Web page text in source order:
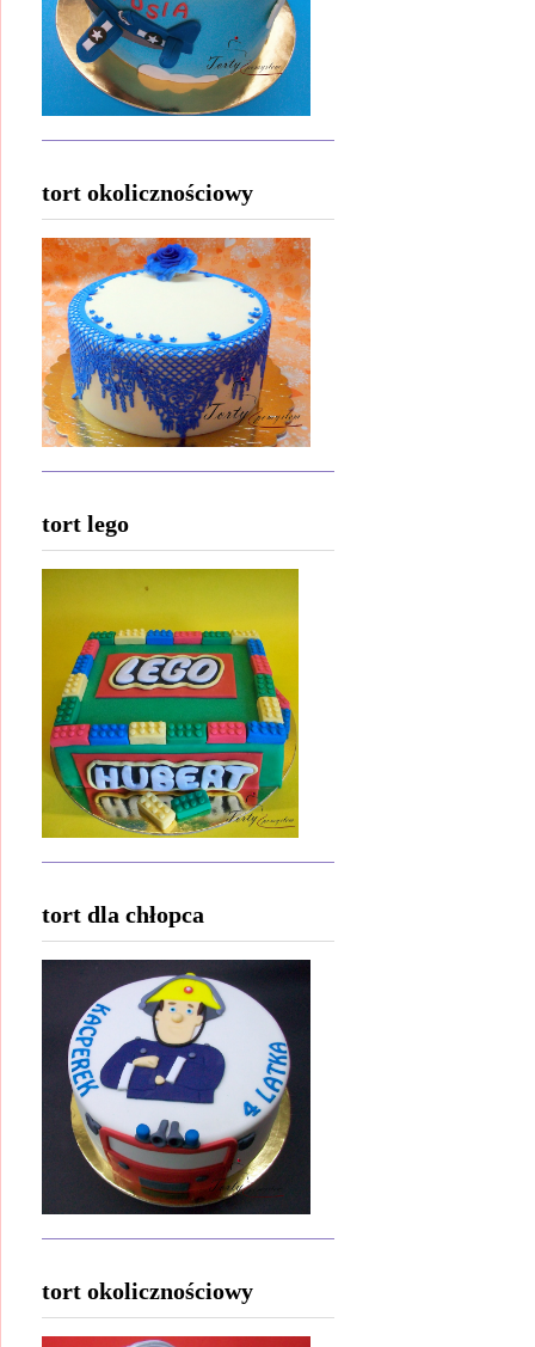
tort okolicznościowy
tort lego
tort dla chłopca
tort okolicznościowy